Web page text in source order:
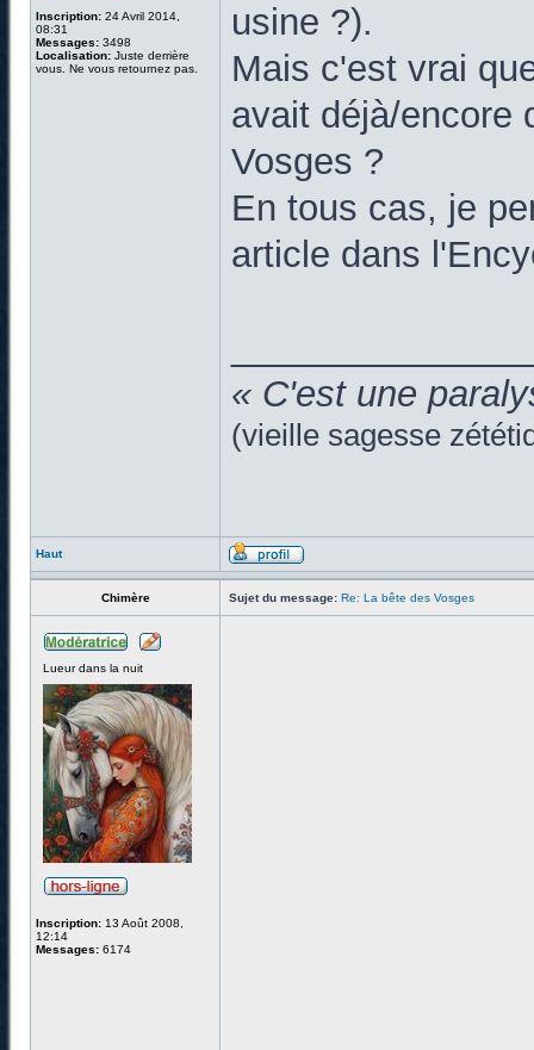
Inscription: 24 Avril 2014,
08:31
Messages: 3498
Localisation: Juste derrière
vous. Ne vous retournez pas.
usine ?).
Mais c'est vrai
avait déjà/encore
Vosges ?
En tous cas, je
article dans
« C'est une
(vieille sagesse
Haut
Chimère Sujet du message: Re: La bête des Vosges
Lueur dans la nuit
Inscription: 13 Août 2008,
12:14
Messages: 6174